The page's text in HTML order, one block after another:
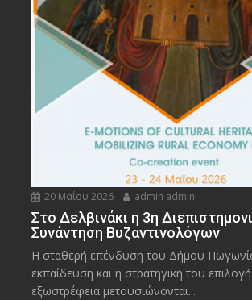
20 Μαΐου 2026 admin admin
Στο Δελβινάκι η 3η
Συνάντηση Βυζαντινολόγων
Η σταθερή επένδυση του Δήμου
εκπαίδευση και η στρατηγική του
εξωστρέφεια μετουσιώνονται...